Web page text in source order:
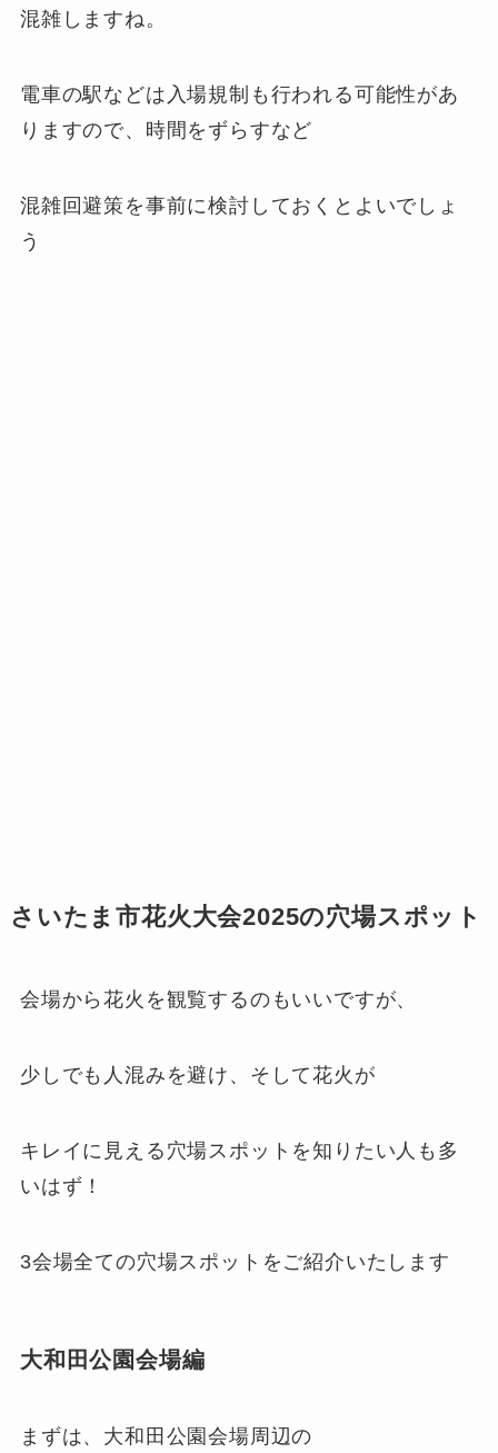
混雑しますね。
電車の駅などは入場規制も行われる可能性があ
りますので、時間をずらすなど
混雑回避策を事前に検討しておくとよいでしょ
う
さいたま市花火大会2025の穴場スポット
会場から花火を観覧するのもいいですが、
少しでも人混みを避け、そして花火が
キレイに見える穴場スポットを知りたい人も多
いはず！
3会場全ての穴場スポットをご紹介いたします
大和田公園会場編
まずは、大和田公園会場周辺の